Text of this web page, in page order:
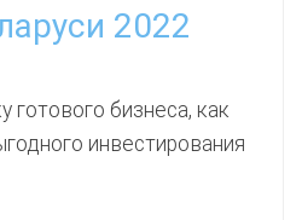
2022
готового бизнеса, как
инвестирования